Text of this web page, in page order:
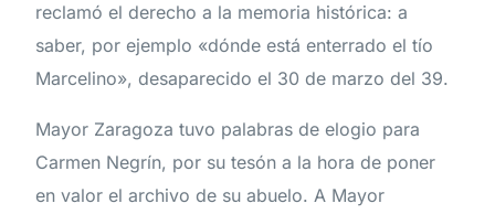
reclamó el derecho a la memoria histórica: a
saber, por ejemplo «dónde está enterrado el tío
Marcelino», desaparecido el 30 de marzo del 39.
Mayor Zaragoza tuvo palabras de elogio para
Carmen Negrín, por su tesón a la hora de poner
en valor el archivo de su abuelo. A Mayor